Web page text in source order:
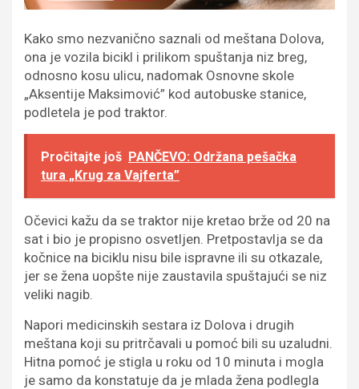
Kako smo nezvanično saznali od meštana Dolova,
ona je vozila bicikl i prilikom spuštanja niz breg,
odnosno kosu ulicu, nadomak Osnovne skole
„Aksentije Maksimović” kod autobuske stanice,
podletela je pod traktor.
Pročitajte još PANČEVO: Održana pešačka
tura „Krug za Vajferta”
Očevici kažu da se traktor nije kretao brže od 20 na
sat i bio je propisno osvetljen. Pretpostavlja se da
kočnice na biciklu nisu bile ispravne ili su otkazale,
jer se žena uopšte nije zaustavila spuštajući se niz
veliki nagib.
Napori medicinskih sestara iz Dolova i drugih
meštana koji su pritrčavali u pomoć bili su uzaludni.
Hitna pomoć je stigla u roku od 10 minuta i mogla
je samo da konstatuje da je mlada žena podlegla